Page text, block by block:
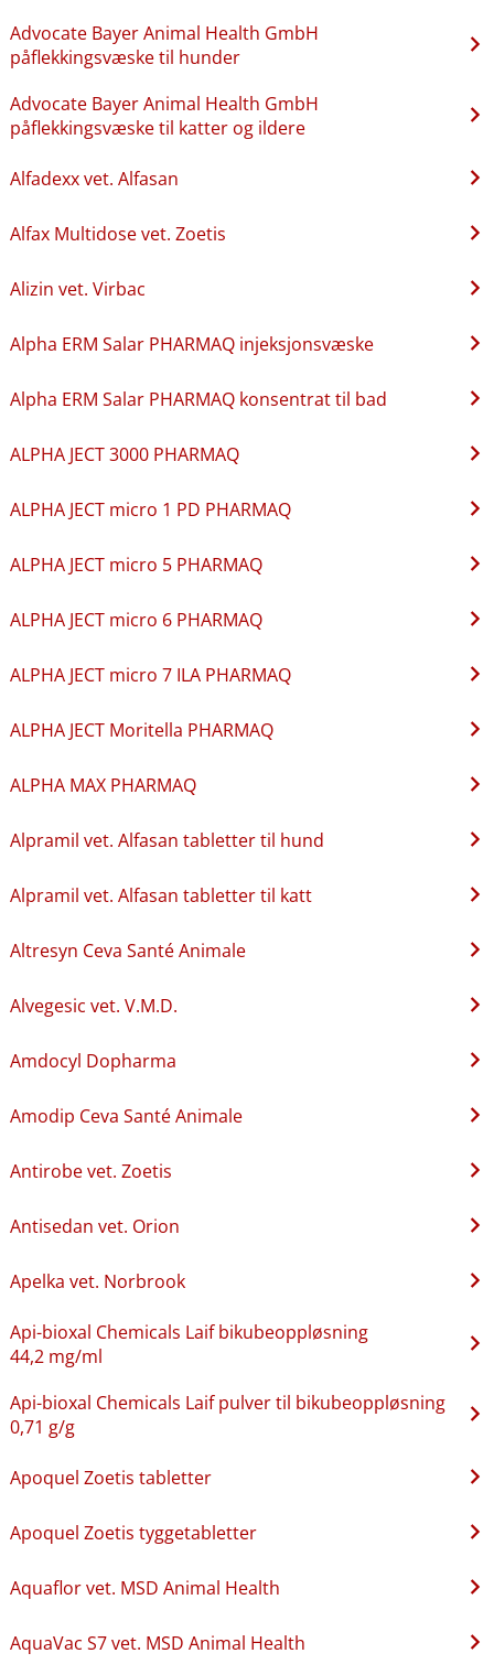
Advocate Bayer Animal Health GmbH
påflekkingsvæske til hunder
Advocate Bayer Animal Health GmbH
påflekkingsvæske til katter og ildere
Alfadexx vet. Alfasan
Alfax Multidose vet. Zoetis
Alizin vet. Virbac
Alpha ERM Salar PHARMAQ injeksjonsvæske
Alpha ERM Salar PHARMAQ konsentrat til bad
ALPHA JECT 3000 PHARMAQ
ALPHA JECT micro 1 PD PHARMAQ
ALPHA JECT micro 5 PHARMAQ
ALPHA JECT micro 6 PHARMAQ
ALPHA JECT micro 7 ILA PHARMAQ
ALPHA JECT Moritella PHARMAQ
ALPHA MAX PHARMAQ
Alpramil vet. Alfasan tabletter til hund
Alpramil vet. Alfasan tabletter til katt
Altresyn Ceva Santé Animale
Alvegesic vet. V.M.D.
Amdocyl Dopharma
Amodip Ceva Santé Animale
Antirobe vet. Zoetis
Antisedan vet. Orion
Apelka vet. Norbrook
Api-bioxal Chemicals Laif bikubeoppløsning
44,2 mg/ml
Api-bioxal Chemicals Laif pulver til bikubeoppløsning
0,71 g/g
Apoquel Zoetis tabletter
Apoquel Zoetis tyggetabletter
Aquaflor vet. MSD Animal Health
AquaVac S7 vet. MSD Animal Health